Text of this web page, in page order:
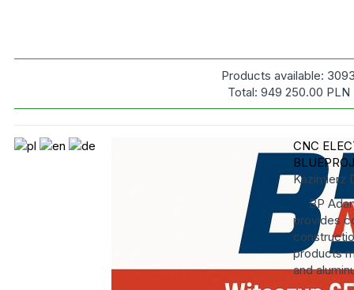
Products available:
Total: 949 250.00 PLN
CNC
Kazimierz
BP
provides
products
and